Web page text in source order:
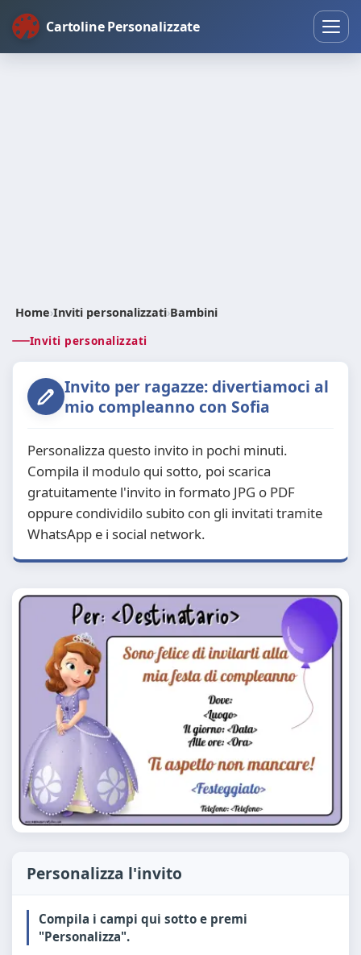
Cartoline Personalizzate
Home›Inviti personalizzati›Bambini
Inviti personalizzati
Invito per ragazze: divertiamoci al
mio compleanno con Sofia
Personalizza questo invito in pochi minuti.
Compila il modulo qui sotto, poi scarica
gratuitamente l'invito in formato JPG o PDF
oppure condividilo subito con gli invitati tramite
WhatsApp e i social network.
Personalizza l'invito
Compila i campi qui sotto e premi
"Personalizza".